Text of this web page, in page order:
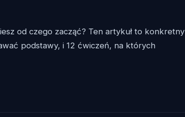
od czego zacząć? Ten artykuł to konkretny
podstawy, i 12 ćwiczeń, na których